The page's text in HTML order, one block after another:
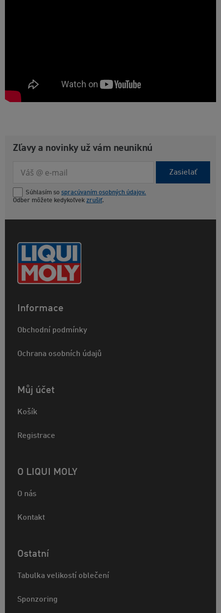
Zľavy a novinky už vám neuniknú
Zasielať
Súhlasím so spracúvaním osobných údajov.
Odber môžete kedykoľvek zrušiť.
Informace
Obchodní podmínky
Ochrana osobních údajů
Můj účet
Košík
Registrace
O LIQUI MOLY
O nás
Kontakt
Ostatní
Tabulka velikostí oblečení
Sponzoring